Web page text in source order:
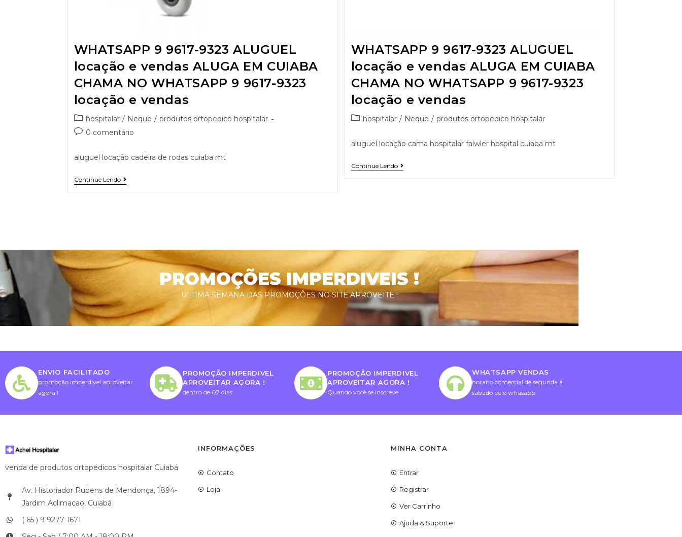
WHATSAPP 9 9617-9323 ALUGUEL
locação e vendas ALUGA EM CUIABA
CHAMA NO WHATSAPP 9 9617-9323
locação e vendas
hospitalar / Neque / produtos ortopedico hospitalar
0 comentário
aluguel locação cadeira de rodas cuiaba mt
Continue Lendo
WHATSAPP 9 9617-9323 ALUGUEL
locação e vendas ALUGA EM CUIABA
CHAMA NO WHATSAPP 9 9617-9323
locação e vendas
hospitalar / Neque / produtos ortopedico hospitalar
aluguel locação cama hospitalar falwler hospital cuiaba mt
Continue Lendo
PROMOÇÕES IMPERDIVEIS !
ULTIMA SEMANA DAS PROMOÇÕES NO SITE APROVEITE !
ENVIO FACILITADO
promoção imperdivel aproveitar
agora !
PROMOÇÃO IMPERDIVEL
APROVEITAR AGORA !
dentro de 07 dias
PROMOÇÃO IMPERDIVEL
APROVEITAR AGORA !
Quando você se inscreve
WHATSAPP VENDAS
horario comercial de segunda a
sabado pelo whasapp
venda de produtos ortopédicos hospitalar Cuiabá
Av. Historiador Rubens de Mendonça, 1894-
Jardim Aclimacao, Cuiabá
( 65 ) 9 9277-1671
INFORMAÇÕES
Contato
Loja
MINHA CONTA
Entrar
Registrar
Ver Carrinho
Ajuda & Suporte